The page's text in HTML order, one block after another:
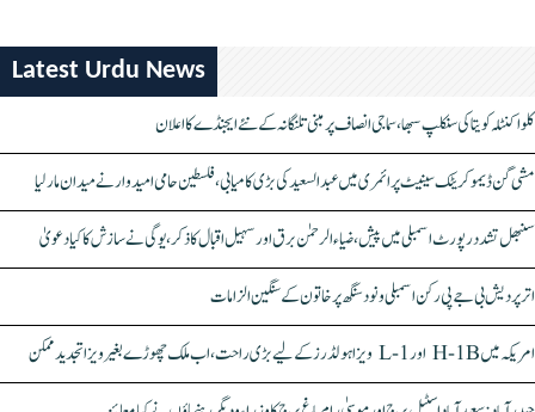
Latest Urdu News
کلواکنٹلہ کویتا کی سنکلپ سبھا، سماجی انصاف پر مبنی تلنگانہ کے نئے ایجنڈے کا اعلان
مشی گن ڈیموکریٹک سینیٹ پرائمری میں عبدالسعید کی بڑی کامیابی، فلسطین حامی امیدوار نے میدان مار لیا
سنبھل تشدد رپورٹ اسمبلی میں پیش، ضیاء الرحمٰن برق اور سہیل اقبال کا ذکر، یوگی نے سازش کا کیا دعویٰ
اتر پردیش بی جے پی رکن اسمبلی ونود سنگھ پر خاتون کے سنگین الزامات
امریکہ میں H-1B اور L-1 ویزا ہولڈرز کے لیے بڑی راحت، اب ملک چھوڑے بغیر ویزا تجدید ممکن